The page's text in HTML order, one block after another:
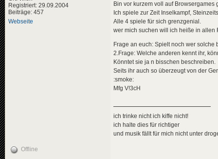
Registriert: 29.09.2004
Beiträge: 457
Webseite
Bin vor kurzem voll auf
Ich spiele zur Zeit Inselkampf,
Alle 4 spiele für sich grenzgenial.
wer mich suchen will ich heiße in allen
Frage an euch: Spielt noch wer solche
2.Frage: Welche anderen kennt ihr,
Könntet sie ja n bisschen beschreiben.
Seits ihr auch so überzeugt von der
:smoke:
Mfg V!3cH
ich trinke nicht ich kiffe nicht!
ich halte dies für richtiger
und musik fällt für mich nicht unter
Offline